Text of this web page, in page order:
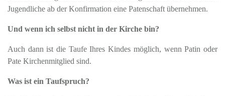
Jugendliche ab der Konfirmation eine Patenschaft übernehmen.
Und wenn ich selbst nicht in der Kirche bin?
Auch dann ist die Taufe Ihres Kindes möglich, wenn Patin oder
Pate Kirchenmitglied sind.
Was ist ein Taufspruch?